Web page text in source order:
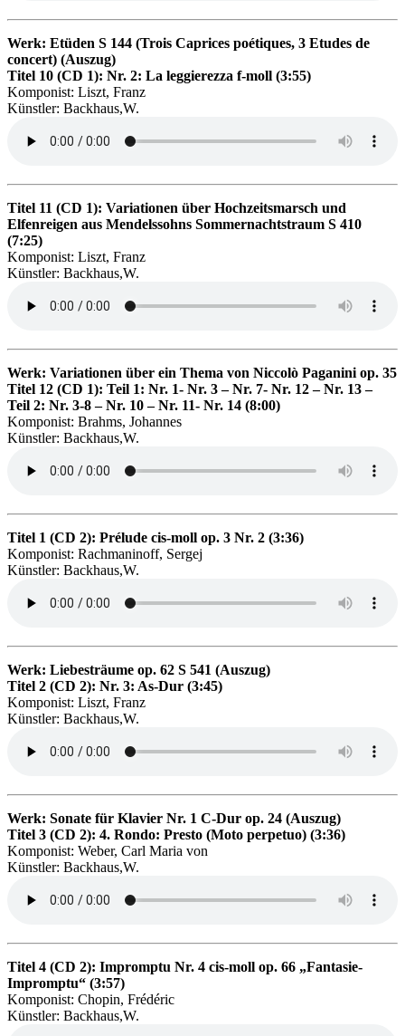
Werk: Etüden S 144 (Trois Caprices poétiques, 3 Etudes de
concert) (Auszug)
Titel 10 (CD 1): Nr. 2: La leggierezza f-moll (3:55)
Komponist: Liszt, Franz
Künstler: Backhaus,W.
Titel 11 (CD 1): Variationen über Hochzeitsmarsch und
Elfenreigen aus Mendelssohns Sommernachtstraum S 410
(7:25)
Komponist: Liszt, Franz
Künstler: Backhaus,W.
Werk: Variationen über ein Thema von Niccolò Paganini op. 35
Titel 12 (CD 1): Teil 1: Nr. 1- Nr. 3 – Nr. 7- Nr. 12 – Nr. 13 –
Teil 2: Nr. 3-8 – Nr. 10 – Nr. 11- Nr. 14 (8:00)
Komponist: Brahms, Johannes
Künstler: Backhaus,W.
Titel 1 (CD 2): Prélude cis-moll op. 3 Nr. 2 (3:36)
Komponist: Rachmaninoff, Sergej
Künstler: Backhaus,W.
Werk: Liebesträume op. 62 S 541 (Auszug)
Titel 2 (CD 2): Nr. 3: As-Dur (3:45)
Komponist: Liszt, Franz
Künstler: Backhaus,W.
Werk: Sonate für Klavier Nr. 1 C-Dur op. 24 (Auszug)
Titel 3 (CD 2): 4. Rondo: Presto (Moto perpetuo) (3:36)
Komponist: Weber, Carl Maria von
Künstler: Backhaus,W.
Titel 4 (CD 2): Impromptu Nr. 4 cis-moll op. 66 „Fantasie-
Impromptu“ (3:57)
Komponist: Chopin, Frédéric
Künstler: Backhaus,W.